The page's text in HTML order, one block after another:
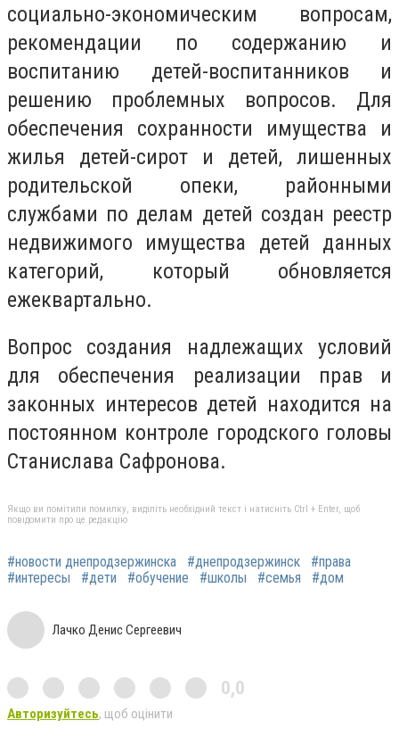
социально-экономическим вопросам,
рекомендации по содержанию и
воспитанию детей-воспитанников и
решению проблемных вопросов. Для
обеспечения сохранности имущества и
жилья детей-сирот и детей, лишенных
родительской опеки, районными
службами по делам детей создан реестр
недвижимого имущества детей данных
категорий, который обновляется
ежеквартально.
Вопрос создания надлежащих условий
для обеспечения реализации прав и
законных интересов детей находится на
постоянном контроле городского головы
Станислава Сафронова.
Якщо ви помітили помилку, виділіть необхідний текст і натисніть Ctrl + Enter, щоб
повідомити про це редакцію
#новости днепродзержинска #днепродзержинск
#права
#интересы
#дети #обучение #школы #семья #дом
Лачко Денис Сергеевич
0,0
Авторизуйтесь, щоб оцінити